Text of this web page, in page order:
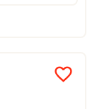
favorite_border